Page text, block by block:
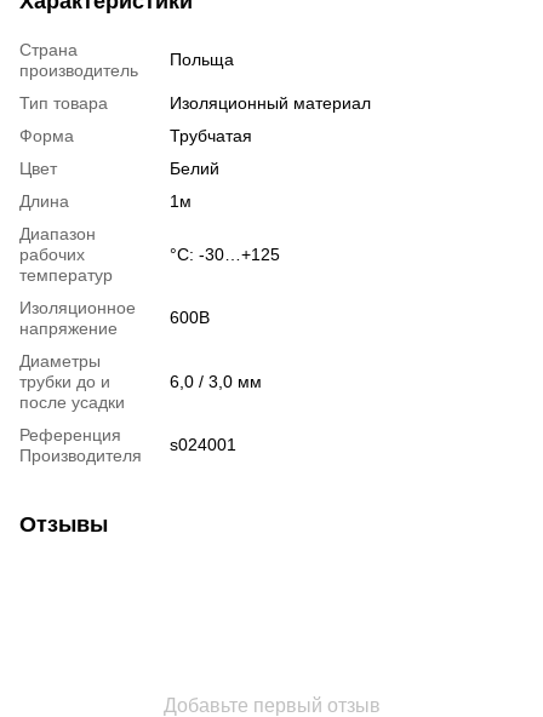
Страна
производитель
Польща
Тип товара
Изоляционный материал
Форма
Трубчатая
Цвет
Белий
Длина
1м
Диапазон
рабочих
температур
°С: -30…+125
Изоляционное
напряжение
600В
Диаметры
трубки до и
после усадки
6,0 / 3,0 мм
Референция
Производителя
s024001
Отзывы
Добавьте первый отзыв